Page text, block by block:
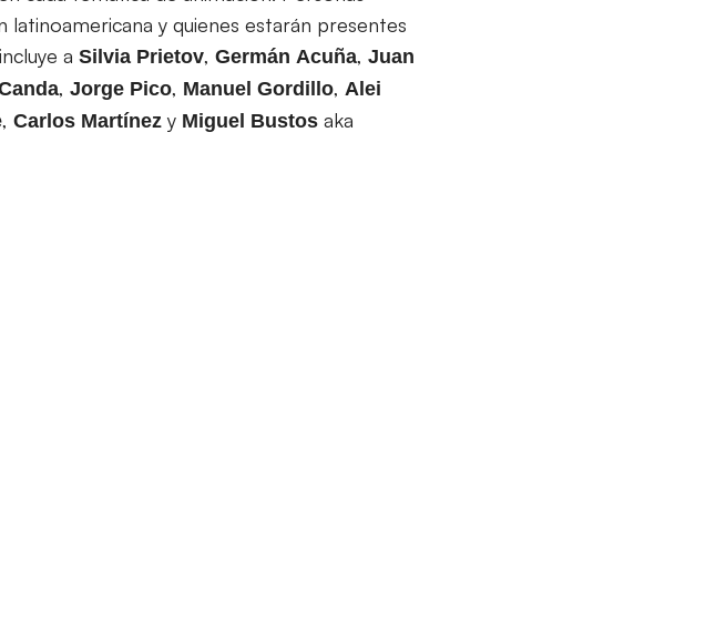
latinoamericana y quienes estarán presentes
a Silvia Prietov, Germán Acuña, Juan
, Jorge Pico, Manuel Gordillo, Alei
, Carlos Martínez y Miguel Bustos aka